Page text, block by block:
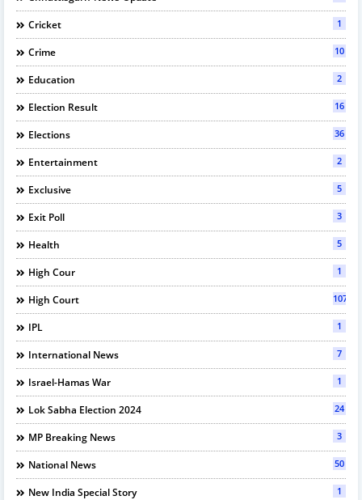
Cricket 1
Crime 10
Education 2
Election Result 16
Elections 36
Entertainment 2
Exclusive 5
Exit Poll 3
Health 5
High Cour 1
High Court 107
IPL 1
International News 7
Israel-Hamas War 1
Lok Sabha Election 2024 24
MP Breaking News 3
National News 50
New India Special Story 1